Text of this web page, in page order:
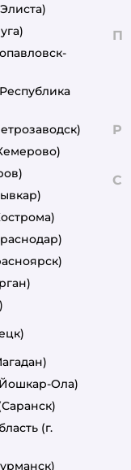
Ола)
(г.
П
Р
С